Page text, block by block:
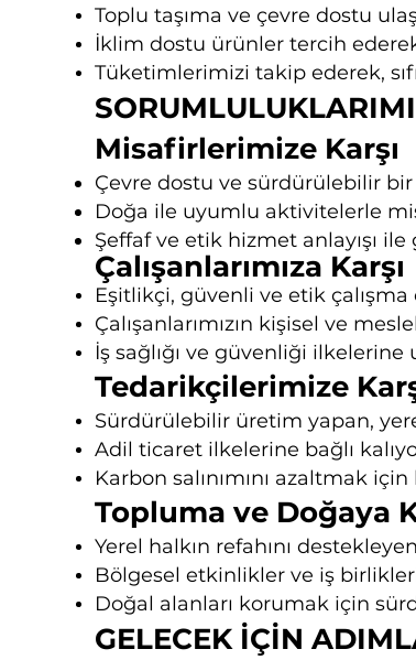
Toplu taşıma ve çevre dostu
İklim dostu ürünler tercih ederek
Tüketimlerimizi takip ederek,
Misafirlerimize Karşı
Çevre dostu ve sürdürülebilir
Doğa ile uyumlu aktivitelerle
Şeffaf ve etik hizmet anlayışı
Çalışanlarımıza Karşı
Eşitlikçi, güvenli ve etik çalışma
Çalışanlarımızın kişisel ve
İş sağlığı ve güvenliği ilkelerine
Tedarikçilerimize
Sürdürülebilir üretim yapan,
Adil ticaret ilkelerine bağlı
Karbon salınımını azaltmak
Topluma ve Doğaya
Yerel halkın refahını
Bölgesel etkinlikler ve iş
Doğal alanları korumak için
GELECEK İÇİN